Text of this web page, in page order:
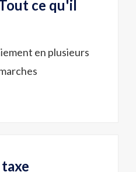
ce qu'il
en plusieurs